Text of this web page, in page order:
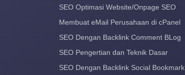
SEO Optimasi Website/Onpage SEO
Membuat eMail Perusahaan di cPanel
SEO Dengan Backlink Comment BLog
SEO Pengertian dan Teknik Dasar
SEO Dengan Backlink Social Bookmark